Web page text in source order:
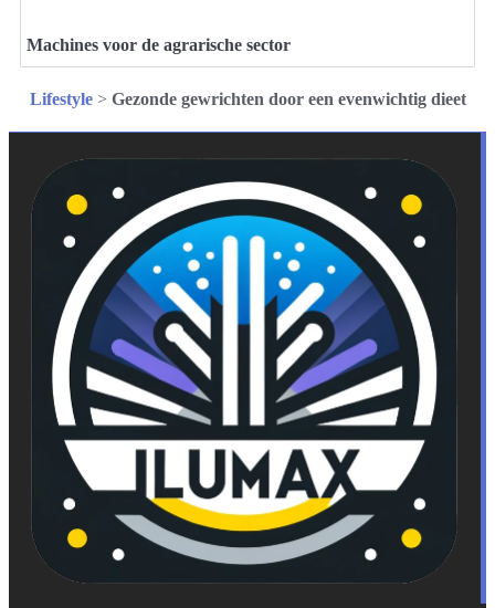
Machines voor de agrarische sector
Lifestyle> Gezonde gewrichten door een evenwichtig dieet